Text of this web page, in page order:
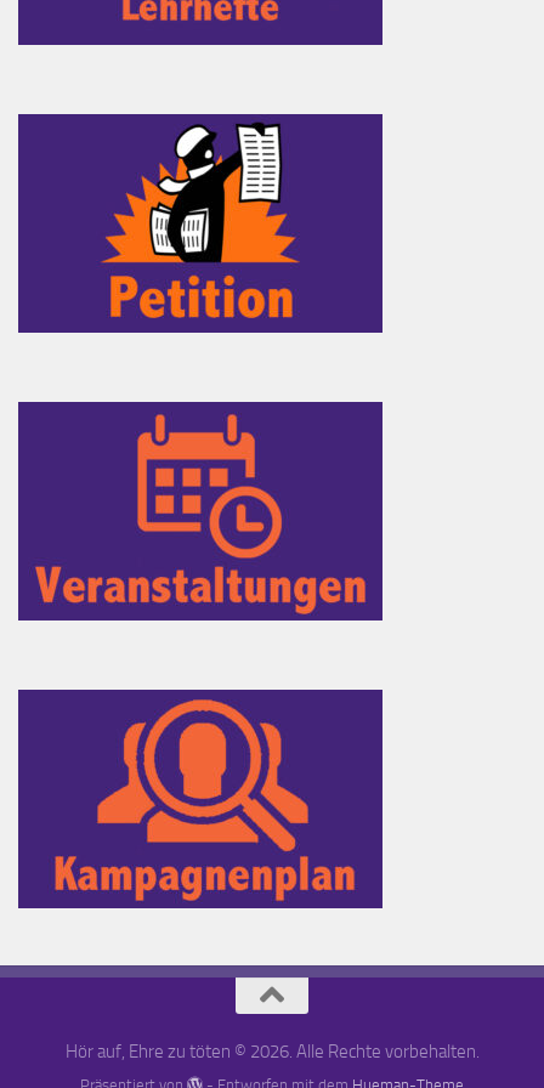
Hör auf, Ehre zu töten © 2026. Alle Rechte vorbehalten.